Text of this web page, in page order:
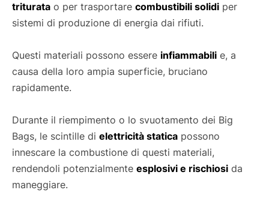
triturata o per trasportare combustibili solidi per
sistemi di produzione di energia dai rifiuti.
Questi materiali possono essere infiammabili e, a
causa della loro ampia superficie, bruciano
rapidamente.
Durante il riempimento o lo svuotamento dei Big
Bags, le scintille di elettricità statica possono
innescare la combustione di questi materiali,
rendendoli potenzialmente esplosivi e rischiosi da
maneggiare.